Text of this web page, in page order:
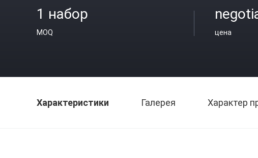
1 набор
MOQ цена
Характеристики Галерея Характер